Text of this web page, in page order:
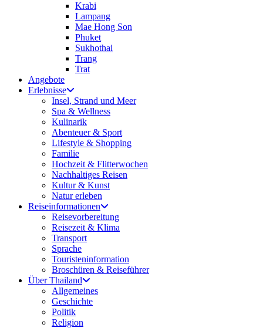
Krabi
Lampang
Mae Hong Son
Phuket
Sukhothai
Trang
Trat
Angebote
Erlebnisse
Insel, Strand und Meer
Spa & Wellness
Kulinarik
Abenteuer & Sport
Lifestyle & Shopping
Familie
Hochzeit & Flitterwochen
Nachhaltiges Reisen
Kultur & Kunst
Natur erleben
Reiseinformationen
Reisevorbereitung
Reisezeit & Klima
Transport
Sprache
Touristeninformation
Broschüren & Reiseführer
Über Thailand
Allgemeines
Geschichte
Politik
Religion